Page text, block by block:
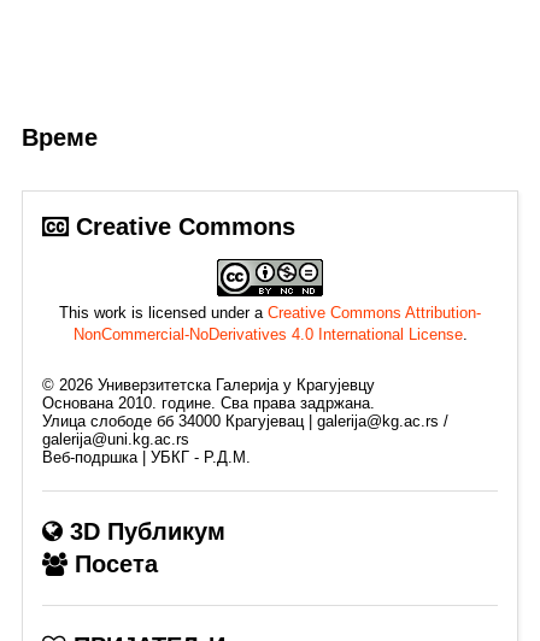
Време
Creative Commons
This work is licensed under a Creative Commons Attribution-
NonCommercial-NoDerivatives 4.0 International License.
©2026 Универзитетска Галерија у Крагујевцу
Основана 2010. године. Сва права задржана.
Улица слободе бб 34000 Крагујевац | galerija@kg.ac.rs /
galerija@uni.kg.ac.rs
Веб-подршка | УБКГ - Р.Д.М.
3D Публикум
Посета